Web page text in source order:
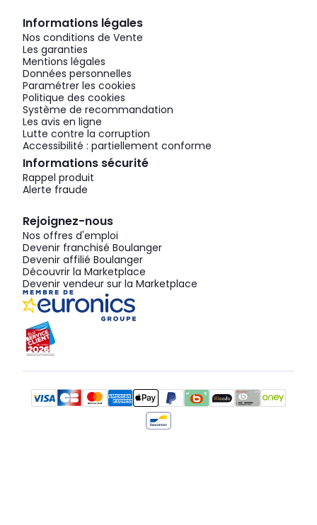
Informations légales
Nos conditions de Vente
Les garanties
Mentions légales
Données personnelles
Paramétrer les cookies
Politique des cookies
Système de recommandation
Les avis en ligne
Lutte contre la corruption
Accessibilité : partiellement conforme
Informations sécurité
Rappel produit
Alerte fraude
Rejoignez-nous
Nos offres d'emploi
Devenir franchisé Boulanger
Devenir affilié Boulanger
Découvrir la Marketplace
Devenir vendeur sur la Marketplace